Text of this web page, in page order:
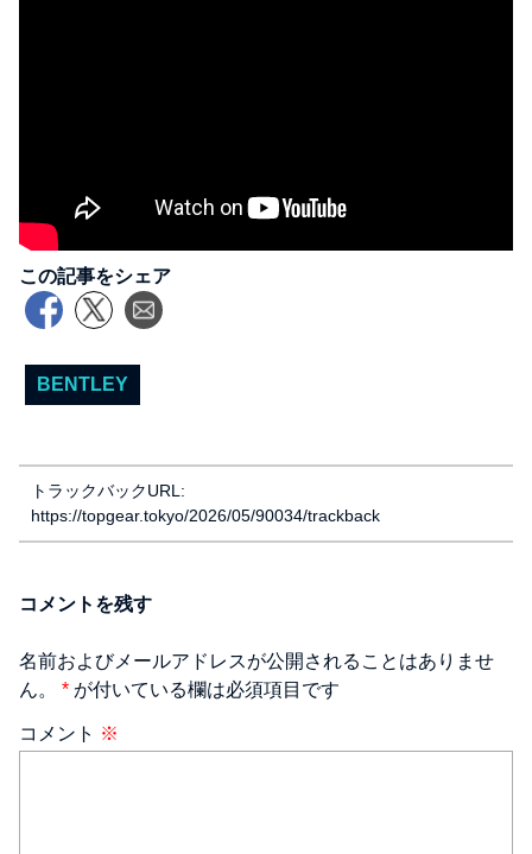
この記事をシェア
BENTLEY
トラックバックURL:
https://topgear.tokyo/2026/05/90034/trackback
コメントを残す
名前およびメールアドレスが公開されることはありませ
ん。 * が付いている欄は必須項目です
コメント ※